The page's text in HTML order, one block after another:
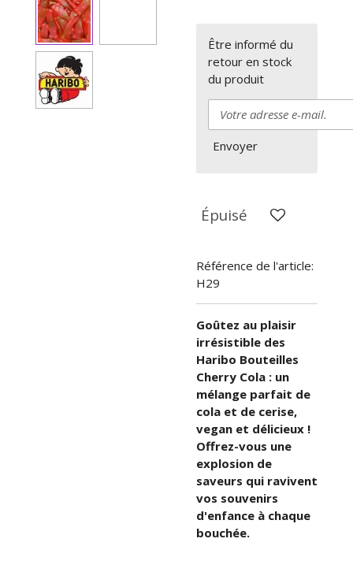
Être informé du
retour en stock
du produit
Envoyer
Épuisé
Référence de l'article:
H29
Goûtez au plaisir
irrésistible des
Haribo Bouteilles
Cherry Cola : un
mélange parfait de
cola et de cerise,
vegan et délicieux !
Offrez-vous une
explosion de
saveurs qui ravivent
vos souvenirs
d'enfance à chaque
bouchée.